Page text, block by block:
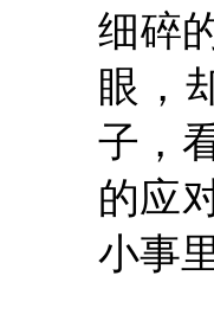
细碎
眼，
子，
的应
小事